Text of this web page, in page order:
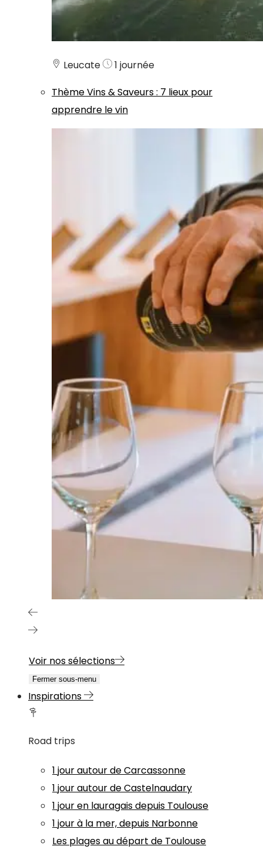
Leucate
1 journée
ThèmeVins & Saveurs: 7 lieux pour
apprendre le vin
Voir nos sélections
Fermer sous-menu
Inspirations
Road trips
1 jour autour de Carcassonne
1 jour autour de Castelnaudary
1 jour en lauragais depuis Toulouse
1 jour à la mer, depuis Narbonne
Les plages au départ de Toulouse